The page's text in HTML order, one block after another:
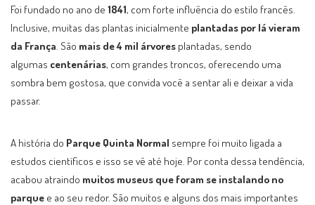
Foi fundado no ano de 1841, com forte influência do estilo francês.
Inclusive, muitas das plantas inicialmente plantadas por lá vieram
da França . São mais de 4 mil árvores plantadas, sendo
algumas centenárias, com grandes troncos, oferecendo uma
sombra bem gostosa, que convida você a sentar ali e deixar a vida
passar.
A história do Parque Quinta Normal sempre foi muito ligada a
estudos científicos e isso se vê até hoje. Por conta dessa tendência,
acabou atraindo muitos museus que foram se instalando no
parque e ao seu redor. São muitos e alguns dos mais importantes